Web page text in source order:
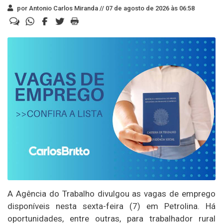
por Antonio Carlos Miranda // 07 de agosto de 2026 às 06:58
A Agência do Trabalho divulgou as vagas de emprego
disponíveis nesta sexta-feira (7) em Petrolina. Há
oportunidades, entre outras, para trabalhador rural